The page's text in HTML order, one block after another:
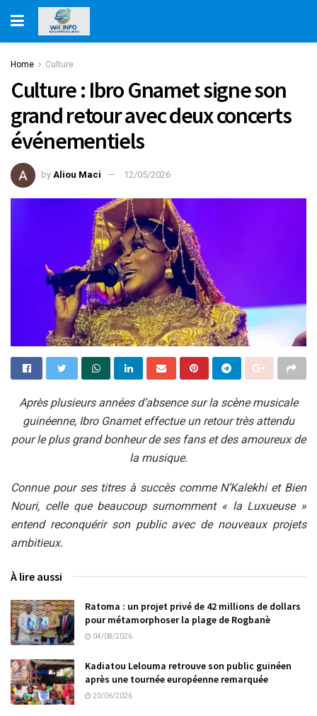
Home Culture
Culture : Ibro Gnamet signe son
grand retour avec deux concerts
événementiels
by Aliou Maci 12/05/2026
Après plusieurs années d’absence sur la scène musicale
guinéenne, Ibro Gnamet effectue un retour très attendu
pour le plus grand bonheur de ses fans et des amoureux de
la musique.
Connue pour ses titres à succès comme N’Kalekhi et Bien
Nouri, celle que beaucoup surnomment « la Luxueuse »
entend reconquérir son public avec de nouveaux projets
ambitieux.
À lire aussi
Ratoma : un projet privé de 42 millions de dollars
pour métamorphoser la plage de Rogbanè
04/08/2026
Kadiatou Lelouma retrouve son public guinéen
après une tournée européenne remarquée
20/06/2026